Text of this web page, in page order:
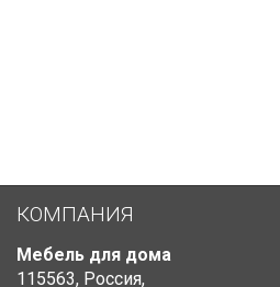
КОМПАНИЯ
Мебель для дома
115563, Россия,